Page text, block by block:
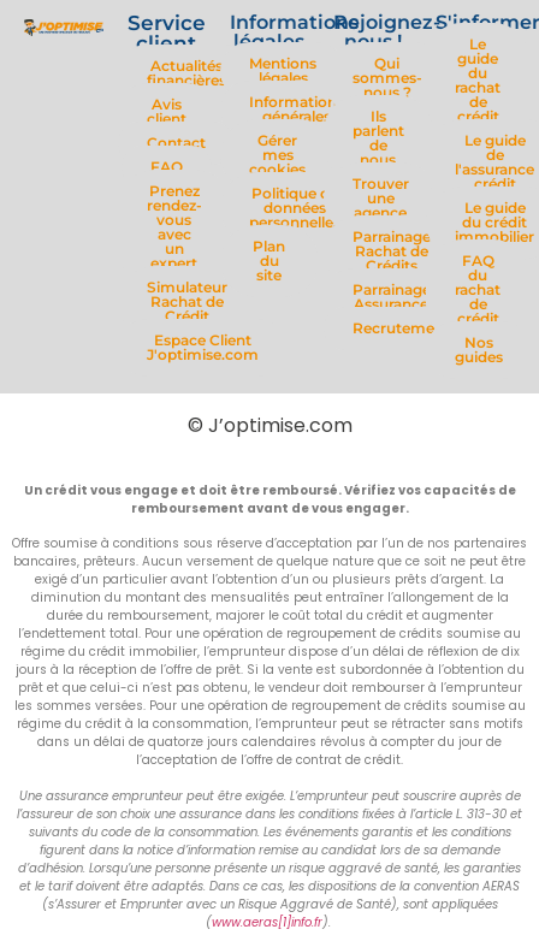
Service
client
Actualités
financières
Avis
client
Contact
FAQ
Prenez
rendez-
vous
avec
un
expert
Simulateur
Rachat de
Crédit
Espace Client
J'optimise.com
Informations
légales
Mentions
légales
Informations
générales
Gérer
mes
cookies
Politique de
données
personnelles
Plan
du
site
Rejoignez-
nous !
Qui
sommes-
nous ?
Ils
parlent
de
nous
Trouver
une
agence
Parrainage
Rachat de
Crédits
Parrainage
Assurance
Recrutement
Le
guide
du
rachat
de
crédit
Le guide
de
l'assurance
crédit
Le guide
du crédit
immobilier
FAQ
du
rachat
de
crédit
Nos
guides
© J’optimise.com
Un crédit vous engage et doit être remboursé. Vérifiez vos capacités de
remboursement avant de vous engager.
Offre soumise à conditions sous réserve d’acceptation par l’un de nos partenaires
bancaires, prêteurs. Aucun versement de quelque nature que ce soit ne peut être
exigé d’un particulier avant l’obtention d’un ou plusieurs prêts d’argent. La
diminution du montant des mensualités peut entraîner l’allongement de la
durée du remboursement, majorer le coût total du crédit et augmenter
l’endettement total. Pour une opération de regroupement de crédits soumise au
régime du crédit immobilier, l’emprunteur dispose d’un délai de réflexion de dix
jours à la réception de l’offre de prêt. Si la vente est subordonnée à l’obtention du
prêt et que celui-ci n’est pas obtenu, le vendeur doit rembourser à l’emprunteur
les sommes versées. Pour une opération de regroupement de crédits soumise au
régime du crédit à la consommation, l’emprunteur peut se rétracter sans motifs
dans un délai de quatorze jours calendaires révolus à compter du jour de
l’acceptation de l’offre de contrat de crédit.
Une assurance emprunteur peut être exigée. L’emprunteur peut souscrire auprès de
l’assureur de son choix une assurance dans les conditions fixées à l’article L. 313-30 et
suivants du code de la consommation. Les événements garantis et les conditions
figurent dans la notice d’information remise au candidat lors de sa demande
d’adhésion. Lorsqu’une personne présente un risque aggravé de santé, les garanties
et le tarif doivent être adaptés. Dans ce cas, les dispositions de la convention AERAS
(s’Assurer et Emprunter avec un Risque Aggravé de Santé), sont appliquées
(www.aeras[1]info.fr).